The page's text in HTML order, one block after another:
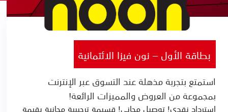
بطاقة الأول – نون فيزا الائتمانية
استمتع بتجربة مذهلة عند التسوق عبر الإنترنت
بمجموعة من العروض والمميزات الرائعة!
استرداد نقدي! توصيل مجاني! قسيمة ترحيبية مجانية بقيمة